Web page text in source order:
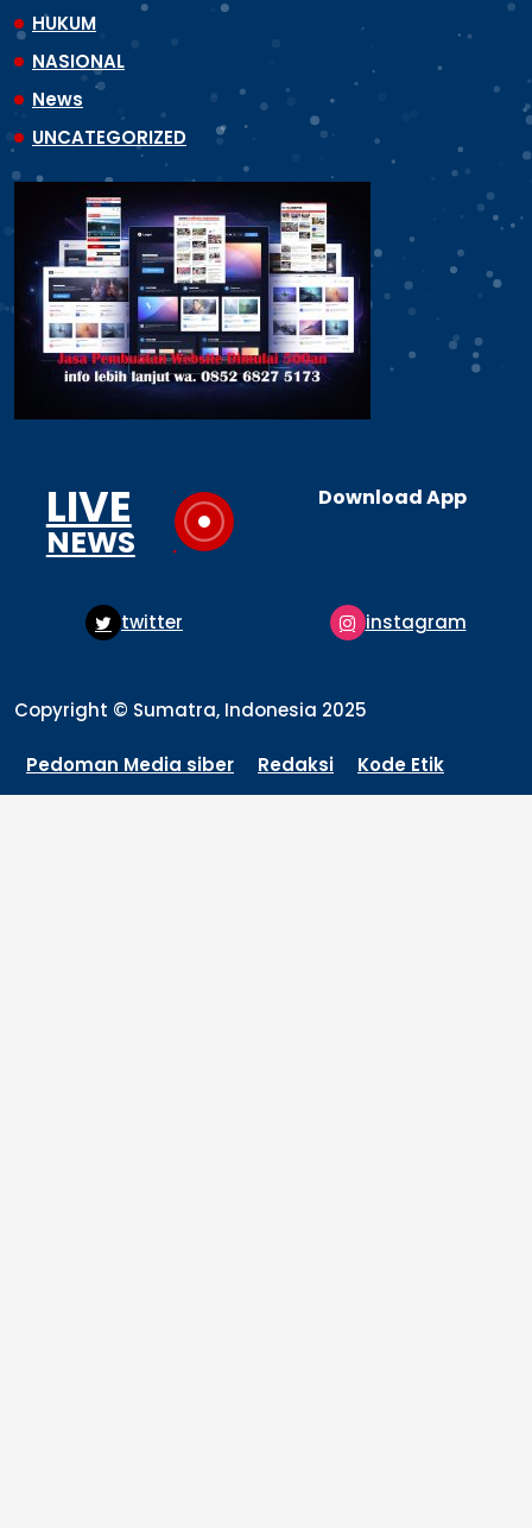
HUKUM
NASIONAL
News
UNCATEGORIZED
LIVE
NEWS
Download App
twitter instagram
Copyright © Sumatra, Indonesia 2025
Pedoman Media siber Redaksi Kode Etik